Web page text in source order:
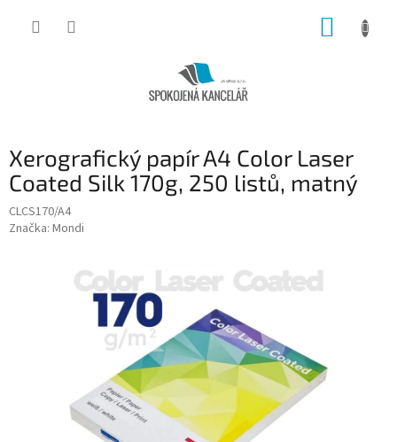
Xerografický papír A4 Color Laser
Coated Silk 170g, 250 listů, matný
CLCS170/A4
Značka: Mondi